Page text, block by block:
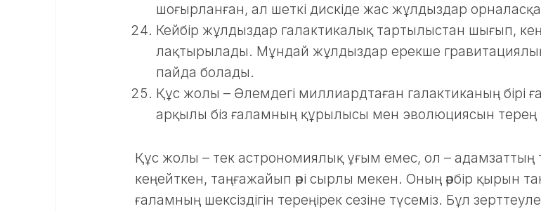
шоғырланған, ал шеткі дискіде жас жұлдыздар
Кейбір жұлдыздар галактикалық тартылыстан шығып,
лақтырылады. Мұндай жұлдыздар ерекше гравитациялық
пайда болады.
Құс жолы – Әлемдегі миллиардтаған галактиканың бірі
арқылы біз ғаламның құрылысы мен эволюциясын терең
Құс жолы – тек астрономиялық ұғым емес, ол – адамзаттың
кеңейткен, таңғажайып әрі сырлы мекен. Оның әрбір қырын
ғаламның шексіздігін тереңірек сезіне түсеміз. Бұл